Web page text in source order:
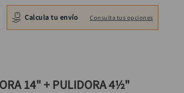
Calcula tu envío Consulta tus opciones
14" + PULIDORA 4½"